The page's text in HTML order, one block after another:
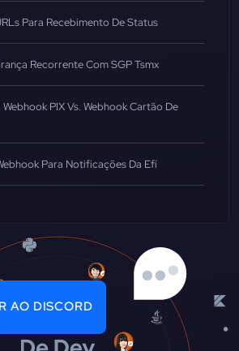
Para Recebimento De Status
Recorrente Com SGP Tsmx
PIX Vs. Webhook Cartão De
Para Notificações Da Efí
AO DISCORD